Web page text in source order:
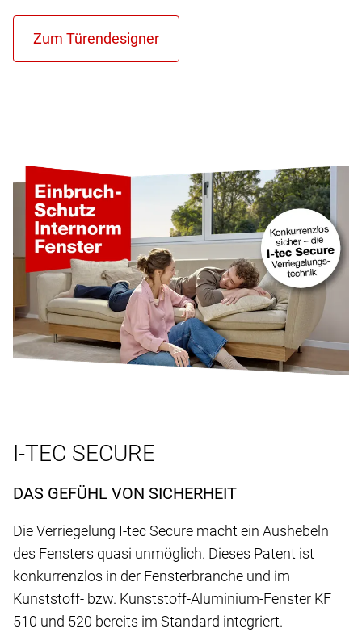
I-TEC SECURE
DAS GEFÜHL VON SICHERHEIT
Die Verriegelung I-tec Secure macht ein Aushebeln
des Fensters quasi unmöglich. Dieses Patent ist
konkurrenzlos in der Fensterbranche und im
Kunststoff- bzw. Kunststoff-Aluminium-Fenster KF
510 und 520 bereits im Standard integriert.